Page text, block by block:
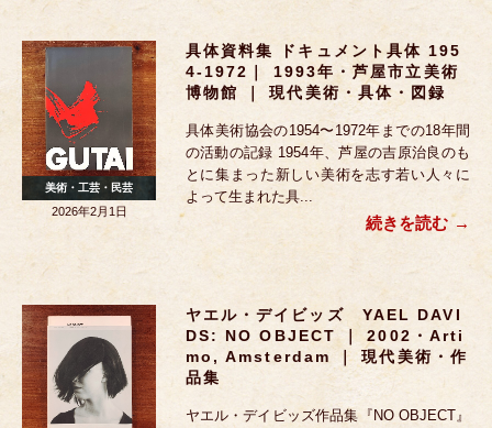
具体資料集 ドキュメント具体 195
4-1972｜ 1993年・芦屋市立美術
博物館 ｜ 現代美術・具体・図録
具体美術協会の1954〜1972年までの18年間
の活動の記録 1954年、芦屋の吉原治良のも
とに集まった新しい美術を志す若い人々に
よって生まれた具...
続きを読む
美術・工芸・民芸
2026年2月1日
ヤエル・デイビッズ YAEL DAVI
DS: NO OBJECT ｜ 2002・Arti
Mo, Amsterdam ｜ 現代美術・作
品集
ヤエル・デイビッズ作品集『NO OBJECT』